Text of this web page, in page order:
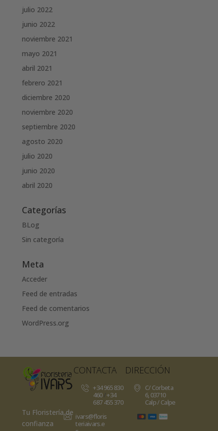
julio 2022
junio 2022
noviembre 2021
mayo 2021
abril 2021
febrero 2021
diciembre 2020
noviembre 2020
septiembre 2020
agosto 2020
julio 2020
junio 2020
abril 2020
Categorías
BLog
Sin categoría
Meta
Acceder
Feed de entradas
Feed de comentarios
WordPress.org
Tu Floristería de
confianza
CONTACTA
+34 965 830
460/+34
687 455 370
ivars@floris
teriaivars.e
DIRECCIÓN
C/ Corbeta
6, 03710
Calp / Calpe